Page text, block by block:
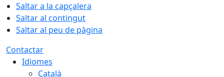
Saltar a la capçalera
Saltar al contingut
Saltar al peu de pàgina
Contactar
Idiomes
Català